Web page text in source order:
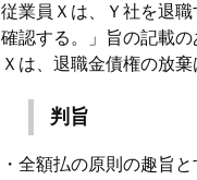
従業員Ｘは、Ｙ社を退
確認する。」旨の記載
Ｘは、退職金債権の放
判旨
・全額払の原則の趣旨